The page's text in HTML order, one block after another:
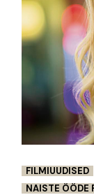
FILMIUUDISED
NAISTE ÖÖDE